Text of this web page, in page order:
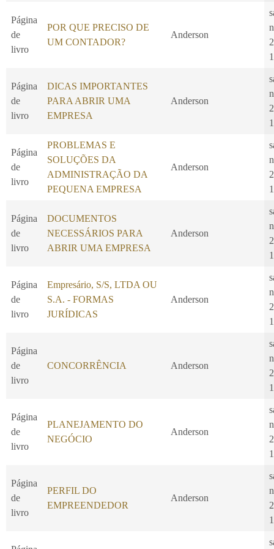
Página
de
livro
POR QUE PRECISO DE
UM CONTADOR?
Anderson
Página
de
livro
DICAS IMPORTANTES
PARA ABRIR UMA
EMPRESA
Anderson
Página
de
livro
PROBLEMAS E
SOLUÇÕES DA
ADMINISTRAÇÃO DA
PEQUENA EMPRESA
Anderson
Página
de
livro
DOCUMENTOS
NECESSÁRIOS PARA
ABRIR UMA EMPRESA
Anderson
Página
de
livro
Empresário, S/S, LTDA OU
S.A. - FORMAS
JURÍDICAS
Anderson
Página
de
livro
CONCORRÊNCIA Anderson
Página
de
livro
PLANEJAMENTO DO
NEGÓCIO
Anderson
Página
de
livro
PERFIL DO
EMPREENDEDOR
Anderson